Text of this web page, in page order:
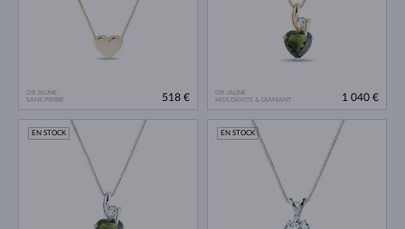
OR JAUNE
SANS PIERRE
518 €
OR JAUNE
MOLDAVITE & DIAMANT
1 040 €
EN STOCK EN STOCK